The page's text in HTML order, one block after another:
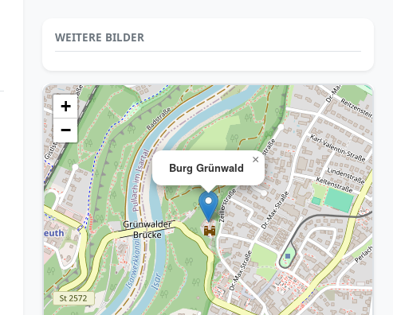
WEITERE BILDER
Burg Grünwald
×
+
−